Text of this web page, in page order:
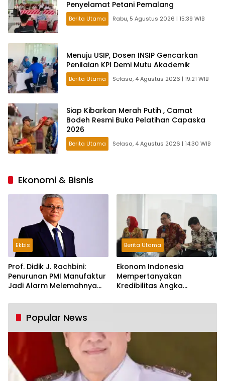
Penyelamat Petani Pemalang
Berita Utama Rabu, 5 Agustus 2026 | 15:39 WIB
Menuju USIP, Dosen INSIP Gencarkan
Penilaian KPI Demi Mutu Akademik
Berita Utama Selasa, 4 Agustus 2026 | 19:21 WIB
Siap Kibarkan Merah Putih , Camat
Bodeh Resmi Buka Pelatihan Capaska
2026
Berita Utama Selasa, 4 Agustus 2026 | 14:30 WIB
Ekonomi & Bisnis
Ekbis
Prof. Didik J. Rachbini:
Penurunan PMI Manufaktur
Jadi Alarm Melemahnya
Berita Utama
Ekonom Indonesia
Mempertanyakan
Kredibilitas Angka
Tumbuh Tapi Rapuh
Popular News